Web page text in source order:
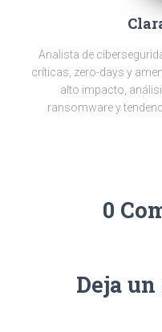
Analista de
críticas, zero-days y
alto impacto,
ransomware y
0
Deja